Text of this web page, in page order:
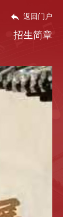
返回门户
招生简章